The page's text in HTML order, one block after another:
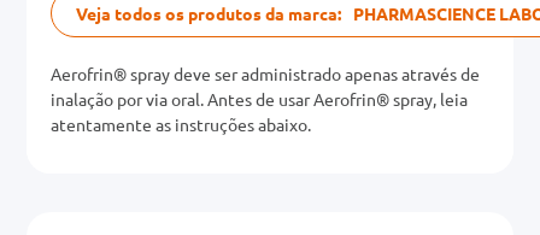
Veja todos os produtos da marca: PHARMASCIENCE
Aerofrin® spray deve ser administrado apenas através de
inalação por via oral. Antes de usar Aerofrin® spray, leia
atentamente as instruções abaixo.
º
absorvente
tadalafila 20mg
20mg